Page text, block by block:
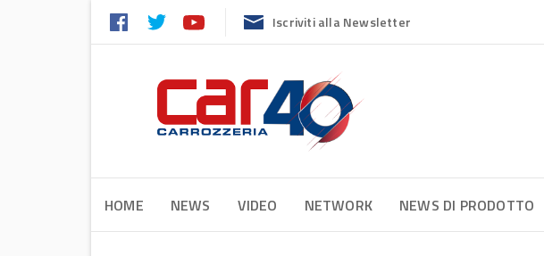
Iscriviti alla Newsletter
HOME NEWS VIDEO NETWORK NEWS DI PRODOTTO